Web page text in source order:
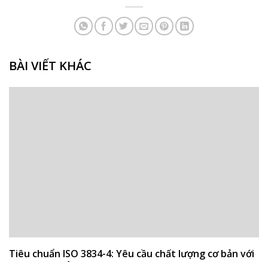
BÀI VIẾT KHÁC
Tiêu chuẩn ISO 3834-4: Yêu cầu chất lượng cơ bản với